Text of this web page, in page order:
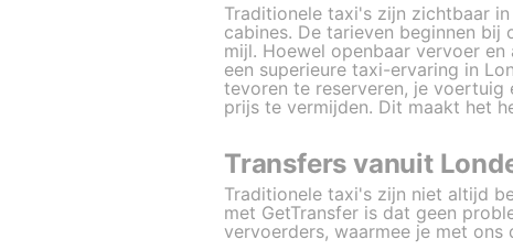
Traditionele taxi's zijn zichtbaar
cabines. De tarieven beginnen
mijl. Hoewel openbaar vervoer
een superieure taxi-ervaring in
tevoren te reserveren, je voertuig
prijs te vermijden. Dit maakt het
Transfers vanuit
Traditionele taxi's zijn niet altijd
met GetTransfer is dat geen
vervoerders, waarmee je met